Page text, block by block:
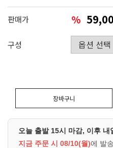
판매가 %
구성
장바구니
오늘 출발 15시 마감, 이후 내
지금 주문 시 08/10(월)에 발